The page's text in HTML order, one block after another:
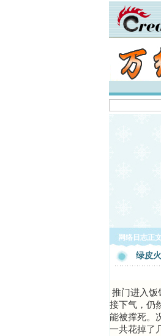
网络日志正
绿皮
推门进入饭
接下气，仍
能被撑死。
一共花掉了